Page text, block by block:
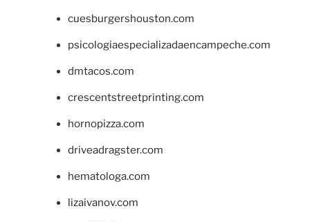
cuesburgershouston.com
psicologiaespecializadaencampeche.com
dmtacos.com
crescentstreetprinting.com
hornopizza.com
driveadragster.com
hematologa.com
lizaivanov.com